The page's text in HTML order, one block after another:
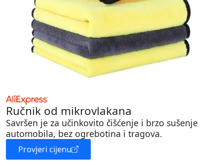
Ručnik od mikrovlakana
Savršen je za učinkovito čišćenje i brzo sušenje
automobila, bez ogrebotina i tragova.
Provjeri cijenu